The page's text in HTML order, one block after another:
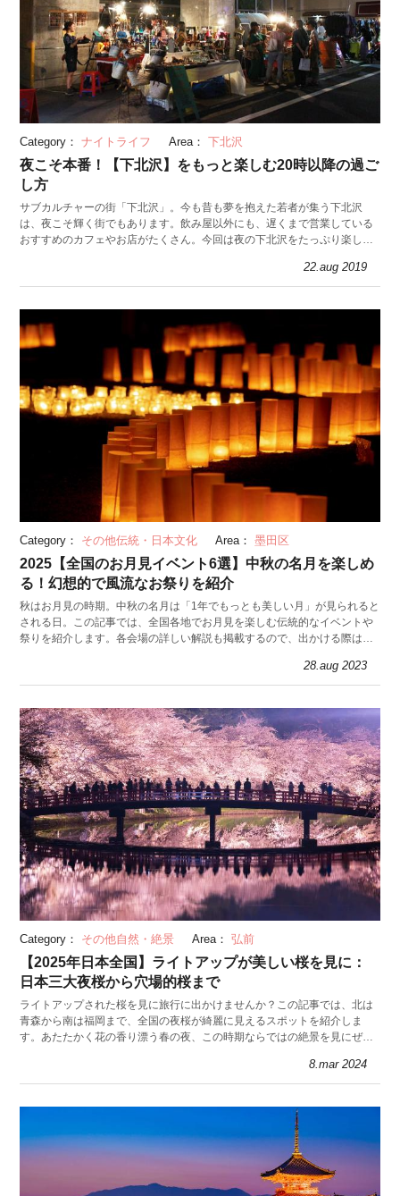
Category： ナイトライフ Area： 下北沢
夜こそ本番！【下北沢】をもっと楽しむ20時以降の過ご
し方
サブカルチャーの街「下北沢」。今も昔も夢を抱えた若者が集う下北沢
は、夜こそ輝く街でもあります。飲み屋以外にも、遅くまで営業している
おすすめのカフェやお店がたくさん。今回は夜の下北沢をたっぷり楽しめ
22.aug 2019
Category： その他伝統・日本文化 Area： 墨田区
2025【全国のお月見イベント6選】中秋の名月を楽しめ
る！幻想的で風流なお祭りを紹介
秋はお月見の時期。中秋の名月は「1年でもっとも美しい月」が見られると
される日。この記事では、全国各地でお月見を楽しむ伝統的なイベントや
祭りを紹介します。各会場の詳しい解説も掲載するので、出かける際はぜ
28.aug 2023
Category： その他自然・絶景 Area： 弘前
【2025年日本全国】ライトアップが美しい桜を見に：
日本三大夜桜から穴場的桜まで
ライトアップされた桜を見に旅行に出かけませんか？この記事では、北は
青森から南は福岡まで、全国の夜桜が綺麗に見えるスポットを紹介しま
す。あたたかく花の香り漂う春の夜、この時期ならではの絶景を見にぜひ
8.mar 2024